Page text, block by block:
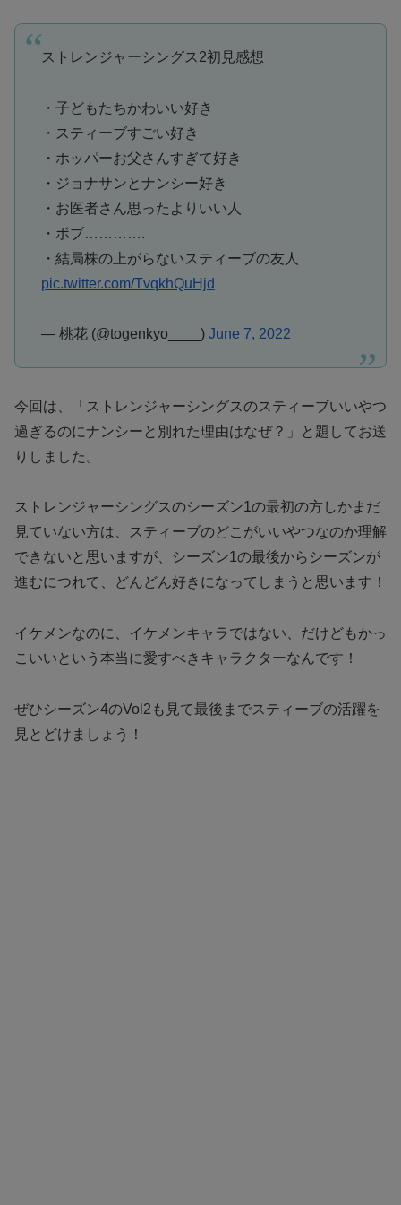
ストレンジャーシングス2初見感想
・子どもたちかわいい好き
・スティーブすごい好き
・ホッパーお父さんすぎて好き
・ジョナサンとナンシー好き
・お医者さん思ったよりいい人
・ボブ………….
・結局株の上がらないスティーブの友人
pic.twitter.com/TvqkhQuHjd
— 桃花 (@togenkyo____) June 7, 2022
今回は、「ストレンジャーシングスのスティーブいいやつ
過ぎるのにナンシーと別れた理由はなぜ？」と題してお送
りしました。
ストレンジャーシングスのシーズン1の最初の方しかまだ
見ていない方は、スティーブのどこがいいやつなのか理解
できないと思いますが、シーズン1の最後からシーズンが
進むにつれて、どんどん好きになってしまうと思います！
イケメンなのに、イケメンキャラではない、だけどもかっ
こいいという本当に愛すべきキャラクターなんです！
ぜひシーズン4のVol2も見て最後までスティーブの活躍を
見とどけましょう！